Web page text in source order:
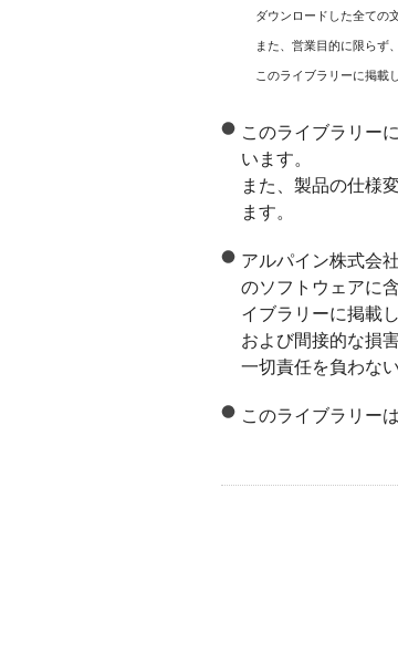
ダウンロードした全ての
また、営業目的に限らず
このライブラリーに掲載
このライブラリー
います。
また、製品の仕様
ます。
アルパイン株式会
のソフトウェアに
イブラリーに掲載
および間接的な損
一切責任を負わな
このライブラリー